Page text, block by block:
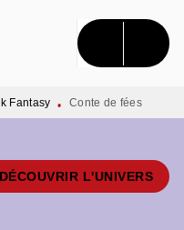
CONTENU
Fantasy • Conte de fées
DÉCOUVRIR L'UNIVERS